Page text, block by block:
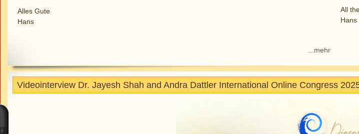
Alles Gute
Hans
All
Hans
...mehr
Videointerview Dr. Jayesh Shah and Andra Dattler International Online Congress